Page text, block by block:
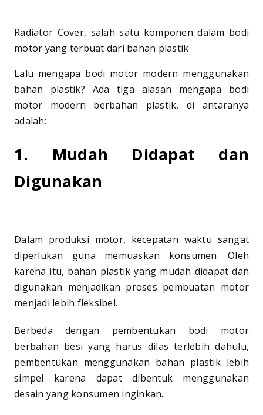
Radiator Cover, salah satu komponen dalam bodi
motor yang terbuat dari bahan plastik
Lalu mengapa bodi motor modern menggunakan
bahan plastik? Ada tiga alasan mengapa bodi
motor modern berbahan plastik, di antaranya
adalah:
1. Mudah Didapat dan
Digunakan
Dalam produksi motor, kecepatan waktu sangat
diperlukan guna memuaskan konsumen. Oleh
karena itu, bahan plastik yang mudah didapat dan
digunakan menjadikan proses pembuatan motor
menjadi lebih fleksibel.
Berbeda dengan pembentukan bodi motor
berbahan besi yang harus dilas terlebih dahulu,
pembentukan menggunakan bahan plastik lebih
simpel karena dapat dibentuk menggunakan
desain yang konsumen inginkan.